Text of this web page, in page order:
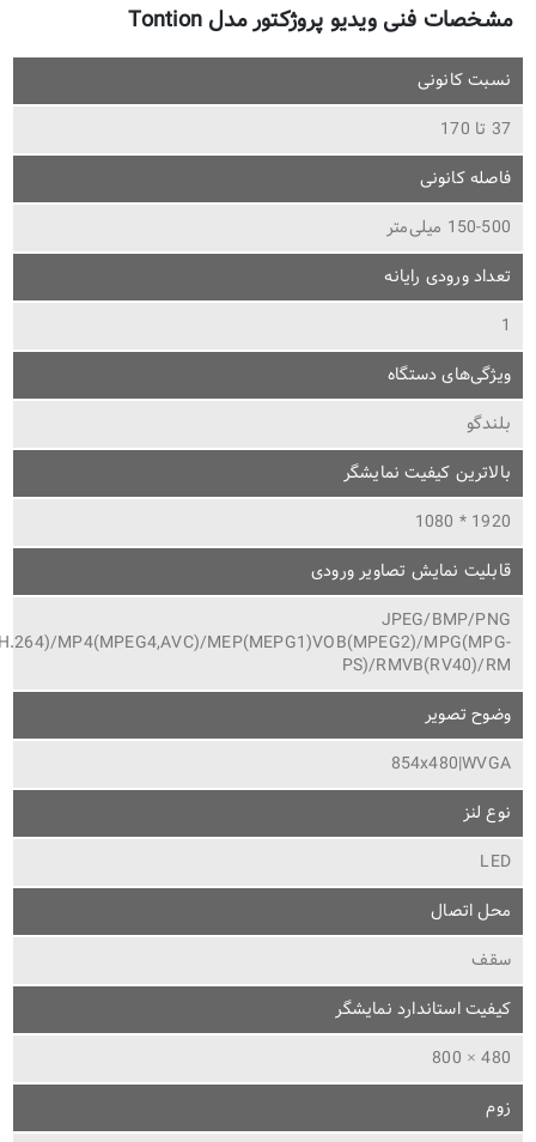
مشخصات فنی ویدیو پروژکتور مدل Tontion
نسبت کانونی
37 تا 170
فاصله کانونی
150-500 میلی‌متر
تعداد ورودی رایانه
1
ویژگی‌های دستگاه
بلندگو
بالاترین کیفیت نمایشگر
1920 * 1080
قابلیت نمایش تصاویر ورودی
JPEG/BMP/PNG
MP4(MPEG4,AVC)/MEP(MEPG1)VOB(MPEG2)/MPG(MPG-
PS)/RMVB(RV40)/RM
وضوح تصویر
854x480|WVGA
نوع لنز
LED
محل اتصال
سقف
کیفیت استاندارد نمایشگر
480 × 800
زوم